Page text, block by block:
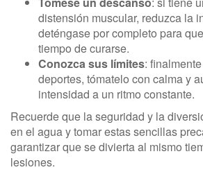
distensión muscular, reduzca la
deténgase por completo para
tiempo de curarse.
Conozca sus límites:
deportes, tómatelo con calma y
intensidad a un ritmo constante.
Recuerde que la seguridad y la
en el agua y tomar estas sencillas
garantizar que se divierta al mismo
lesiones.